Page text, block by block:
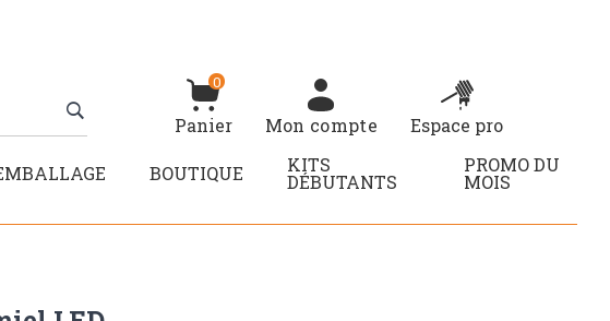
0
Panier Mon compte Espace pro
BOUTIQUE KITS
DÉBUTANTS
PROMO DU
MOIS